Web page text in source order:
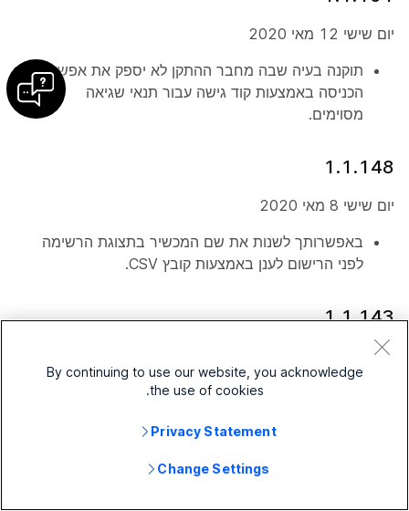
יום שישי 12 מאי 2020
תוקנה בעיה שבה מחבר ההתקן לא יספק את אפשרות
הכניסה באמצעות קוד גישה עבור תנאי שגיאה
מסוימים.
1.1.148
יום שישי 8 מאי 2020
באפשרותך לשנות את שם המכשיר בתצוגת הרשימה
לפני הרישום לענן באמצעות קובץ CSV.
1.1.143
יום חמישי 28 אפריל 2020
הכלי עודכן כדי לציין CE9.12 כמהדורה המומלצת עבור
יום חמישי 27 אפריל 2020
By continuing to use our website, you acknowledge
the use of cookies.
Privacy Statement
Change Settings